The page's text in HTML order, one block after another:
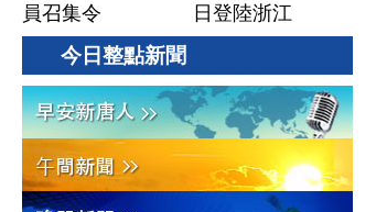
員召集令
日登陸浙江
今日整點新聞